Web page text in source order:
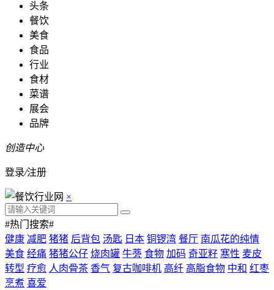
头条
餐饮
美食
食品
行业
食材
菜谱
展会
品牌
创造中心
登录/注册
×
#热门搜索#
健康 减肥 猪猪 后背包 汤匙 日本 铜锣湾 餐厅 南瓜花的纯情
美食 经痛 猪猪公仔 烧肉罐 牛蒡 食物 加码 奇亚籽 寒性 麦皮
转型 疗愈 人肉骨茶 香气 复古咖啡机 高纤 高脂食物 中和 红枣
烹煮 喜爱